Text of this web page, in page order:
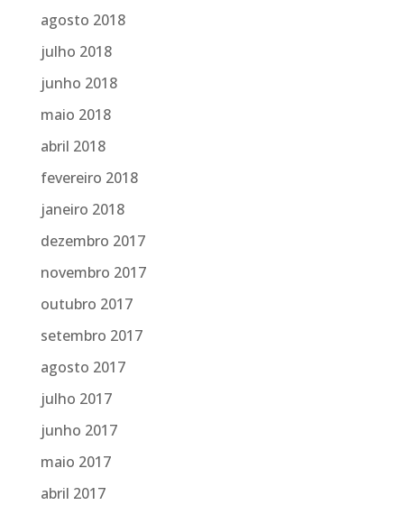
agosto 2018
julho 2018
junho 2018
maio 2018
abril 2018
fevereiro 2018
janeiro 2018
dezembro 2017
novembro 2017
outubro 2017
setembro 2017
agosto 2017
julho 2017
junho 2017
maio 2017
abril 2017